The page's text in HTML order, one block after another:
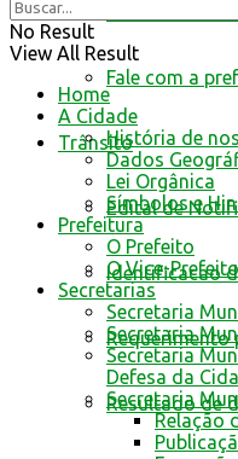
Nota Fiscal
Fale com a
Trânsito
Edital de
Identificacao
Requerimento
Resultado de
No Result
View All Result
Home
A Cidade
História de
Dados
Lei Orgânica
Símbolos e
Prefeitura
O Prefeito
O Vice-Prefeito
Secretarias
Secretaria
Secretaria
Secretaria
Defesa da
Secretaria
Relação